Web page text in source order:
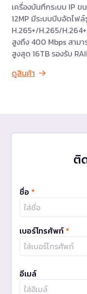
เครื่องบันทึกระบบ IP ข
12MP มีระบบบีบอัดไฟ
H.265+/H.265/
สูงถึง 400 Mbps สาม
สูงสุด 16TB รองรับ
ดูสินค้า
ติ
ชื่อ *
เบอร์โทรศัพท์ *
อีเมล์